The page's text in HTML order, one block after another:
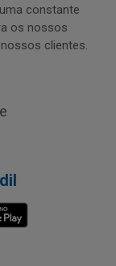
constante
os nossos
clientes.